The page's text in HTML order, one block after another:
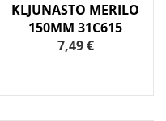
KLJUNASTO MERILO
150MM 31C615
7,49 €